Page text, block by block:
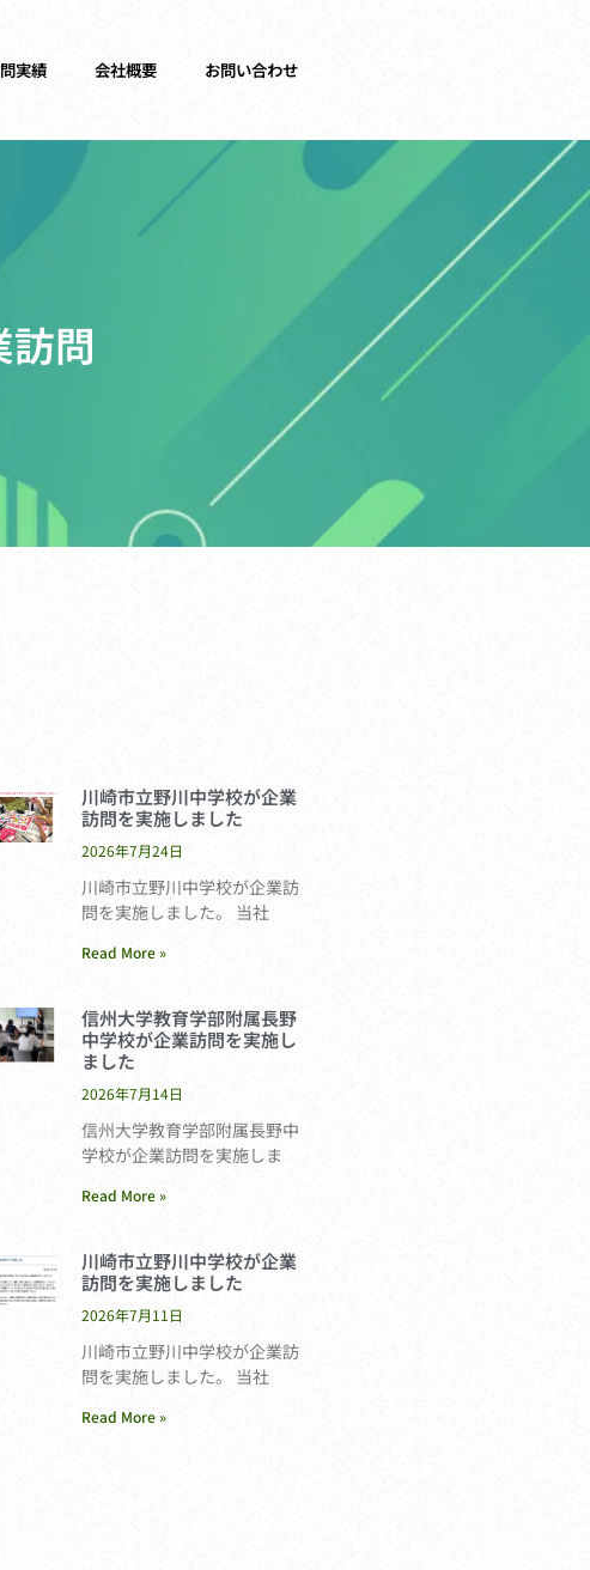
実績 会社概要 お問い合わせ
問
川崎市立野川中学校が企業
訪問を実施しました
2026年7月24日
川崎市立野川中学校が企業訪
問を実施しました。 当社
Read More »
信州大学教育学部附属長野
中学校が企業訪問を実施し
ました
2026年7月14日
信州大学教育学部附属長野中
学校が企業訪問を実施しま
Read More »
川崎市立野川中学校が企業
訪問を実施しました
2026年7月11日
川崎市立野川中学校が企業訪
問を実施しました。 当社
Read More »